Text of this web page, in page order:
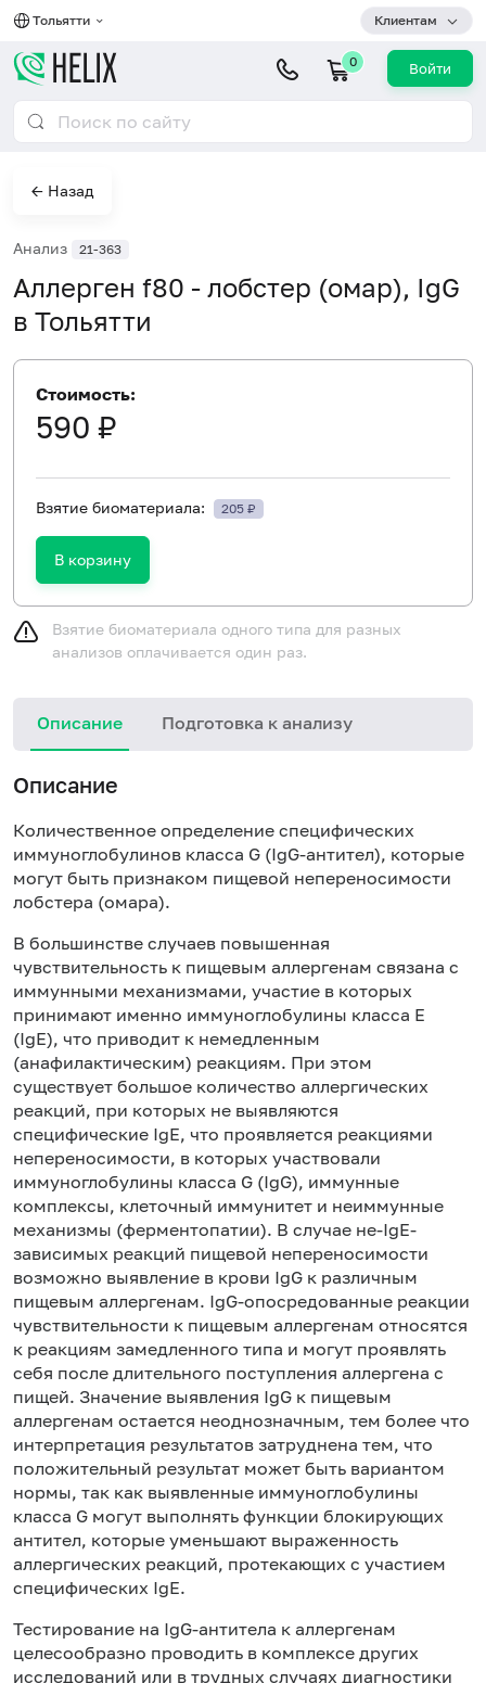
Тольятти Клиентам
0 Войти
← Назад
Анализ 21-363
Аллерген f80 - лобстер (омар), IgG
в Тольятти
Стоимость:
590 ₽
Взятие биоматериала: 205 ₽
В корзину
Взятие биоматериала одного типа для разных
анализов оплачивается один раз.
Описание Подготовка к анализу
Описание
Количественное определение специфических
иммуноглобулинов класса G (IgG-антител), которые
могут быть признаком пищевой непереносимости
лобстера (омара).
В большинстве случаев повышенная
чувствительность к пищевым аллергенам связана с
иммунными механизмами, участие в которых
принимают именно иммуноглобулины класса Е
(IgE), что приводит к немедленным
(анафилактическим) реакциям. При этом
существует большое количество аллергических
реакций, при которых не выявляются
специфические IgE, что проявляется реакциями
непереносимости, в которых участвовали
иммуноглобулины класса G (IgG), иммунные
комплексы, клеточный иммунитет и неиммунные
механизмы (ферментопатии). В случае не-IgE-
зависимых реакций пищевой непереносимости
возможно выявление в крови IgG к различным
пищевым аллергенам. IgG-опосредованные реакции
чувствительности к пищевым аллергенам относятся
к реакциям замедленного типа и могут проявлять
себя после длительного поступления аллергена с
пищей. Значение выявления IgG к пищевым
аллергенам остается неоднозначным, тем более что
интерпретация результатов затруднена тем, что
положительный результат может быть вариантом
нормы, так как выявленные иммуноглобулины
класса G могут выполнять функции блокирующих
антител, которые уменьшают выраженность
аллергических реакций, протекающих с участием
специфических IgE.
Тестирование на IgG-антитела к аллергенам
целесообразно проводить в комплексе других
исследований или в трудных случаях диагностики